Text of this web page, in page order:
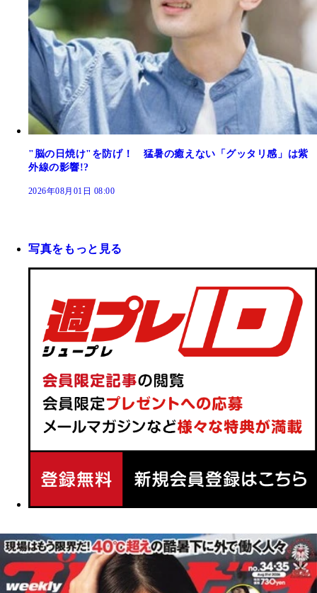
"脳の日焼け"を防げ！ 猛暑の癒えない「グッタリ感」は紫
外線の影響!?
2026年08月01日 08:00
写真をもっと見る